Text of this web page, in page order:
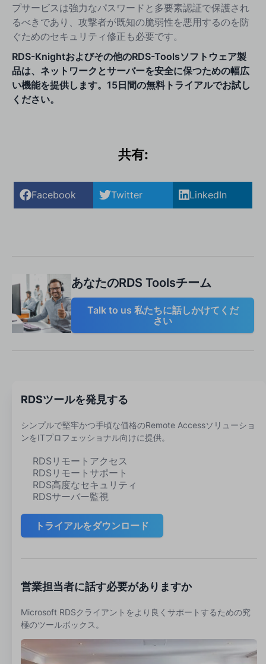
プサービスは強力なパスワードと多要素認証で保護され
るべきであり、攻撃者が既知の脆弱性を悪用するのを防
ぐためのセキュリティ修正も必要です。
RDS-Knightおよびその他のRDS-Toolsソフトウェア製
品は、ネットワークとサーバーを安全に保つための幅広
い機能を提供します。15日間の無料トライアルでお試し
ください。
共有:
Facebook Twitter LinkedIn
あなたのRDS Toolsチーム
Talk to us 私たちに話しかけてくだ
さい
RDSツールを発見する
シンプルで堅牢かつ手頃な価格のRemote Accessソリューショ
ンをITプロフェッショナル向けに提供。
RDSリモートアクセス
RDSリモートサポート
RDS高度なセキュリティ
RDSサーバー監視
トライアルをダウンロード
営業担当者に話す必要がありますか
Microsoft RDSクライアントをより良くサポートするための究
極のツールボックス。